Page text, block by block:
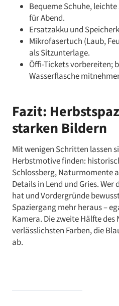
Bequeme Schuhe,
für Abend.
Ersatzakku und
Mikrofasertuch (Laub,
als Sitzunterlage.
Öffi-Tickets vorbereiten;
Wasserflasche
Fazit:
starken Bildern
Mit wenigen Schritten lassen
Herbstmotive finden:
Schlossberg, Naturmomente
Details in Lend und Gries.
hat und Vordergründe
Spaziergang mehr heraus –
Kamera. Die zweite Hälfte
verlässlichsten Farben, die
ab.